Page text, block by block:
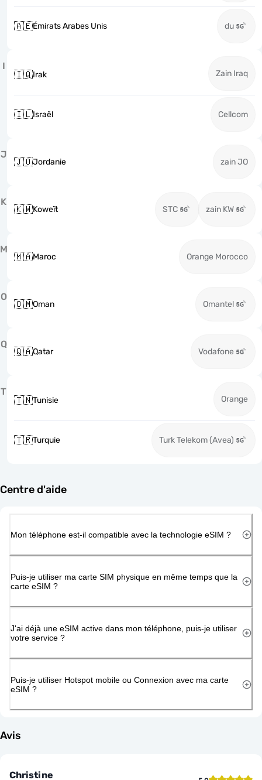
🇦🇪Émirats Arabes Unis du
I
🇮🇶Irak Zain Iraq
🇮🇱Israël Cellcom
J
🇯🇴Jordanie zain JO
K
🇰🇼Koweït STC zain KW
M
🇲🇦Maroc Orange Morocco
O
🇴🇲Oman Omantel
Q
🇶🇦Qatar Vodafone
T
🇹🇳Tunisie Orange
🇹🇷Turquie Turk Telekom (Avea)
Centre d'aide
Mon téléphone est-il compatible avec la technologie eSIM ?
Puis-je utiliser ma carte SIM physique en même temps que la
carte eSIM ?
J'ai déjà une eSIM active dans mon téléphone, puis-je utiliser
votre service ?
Puis-je utiliser Hotspot mobile ou Connexion avec ma carte
eSIM ?
Avis
Christine